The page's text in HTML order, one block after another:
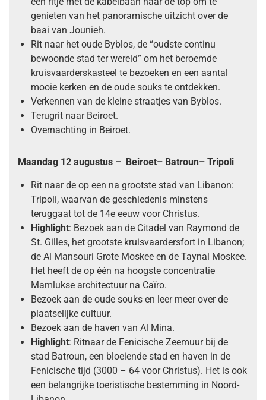
genieten van het panoramische uitzicht over de
baai van Jounieh.
Rit naar het oude Byblos, de “oudste continu
bewoonde stad ter wereld” om het beroemde
kruisvaarderskasteel te bezoeken en een aantal
mooie kerken en de oude souks te ontdekken.
Verkennen van de kleine straatjes van Byblos.
Terugrit naar Beiroet.
Overnachting in Beiroet.
Maandag 12 augustus – Beiroet– Batroun– Tripoli
Rit naar de op een na grootste stad van Libanon:
Tripoli, waarvan de geschiedenis minstens
teruggaat tot de 14e eeuw voor Christus.
Highlight: Bezoek aan de Citadel van Raymond de
St. Gilles, het grootste kruisvaardersfort in Libanon;
de Al Mansouri Grote Moskee en de Taynal Moskee.
Het heeft de op één na hoogste concentratie
Mamlukse architectuur na Caïro.
Bezoek aan de oude souks en leer meer over de
plaatselijke cultuur.
Bezoek aan de haven van Al Mina.
Highlight: Ritnaar de Fenicische Zeemuur bij de
stad Batroun, een bloeiende stad en haven in de
Fenicische tijd (3000 – 64 voor Christus). Het is ook
een belangrijke toeristische bestemming in Noord-